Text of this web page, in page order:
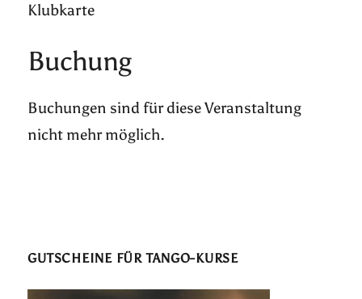
Klubkarte
Buchung
Buchungen sind für diese Veranstaltung
nicht mehr möglich.
GUTSCHEINE FÜR TANGO-KURSE